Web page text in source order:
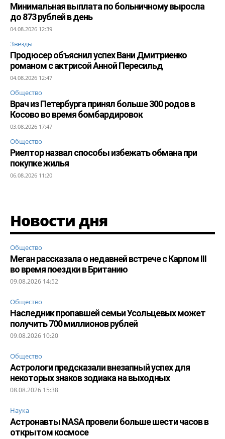
Минимальная выплата по больничному выросла
до 873 рублей в день
04.08.2026 12:39
Звезды
Продюсер объяснил успех Вани Дмитриенко
романом с актрисой Анной Пересильд
04.08.2026 12:47
Общество
Врач из Петербурга принял больше 300 родов в
Косово во время бомбардировок
03.08.2026 17:47
Общество
Риелтор назвал способы избежать обмана при
покупке жилья
06.08.2026 11:20
Новости дня
Общество
Меган рассказала о недавней встрече с Карлом III
во время поездки в Британию
09.08.2026 14:52
Общество
Наследник пропавшей семьи Усольцевых может
получить 700 миллионов рублей
09.08.2026 10:20
Общество
Астрологи предсказали внезапный успех для
некоторых знаков зодиака на выходных
08.08.2026 15:38
Наука
Астронавты NASA провели больше шести часов в
открытом космосе